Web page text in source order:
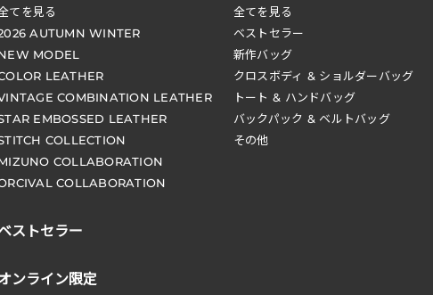
てを見る
AUTUMN WINTER
MODEL
LEATHER
COMBINATION LEATHER
EMBOSSED LEATHER
COLLECTION
COLLABORATION
COLLABORATION
ストセラー
ンライン限定
全てを見る
ベストセラー
新作バッグ
クロスボディ & ショルダーバッグ
トート & ハンドバッグ
バックパック & ベルトバッグ
その他